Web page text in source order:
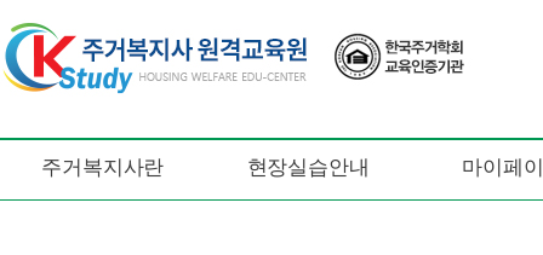
주거복지사란 현장실습안내 마이페